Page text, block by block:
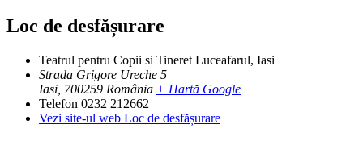
Loc de desfășurare
Teatrul pentru Copii si Tineret Luceafarul, Iasi
Strada Grigore Ureche 5
Iasi 700259 România + Hartă Google
Telefon 0232 212662
Vezi site-ul web Loc de desfășurare